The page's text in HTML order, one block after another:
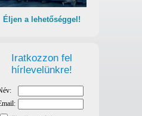
Éljen a lehetőséggel!
Iratkozzon fel
hírlevelünkre!